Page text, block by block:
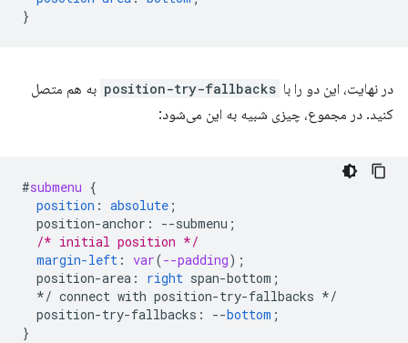
}
در نهایت، این دو را با position-try-fallbacks به هم متصل
کنید. در مجموع، چیزی شبیه به این می‌شود:
#submenu {
position : absolute ;
position-anchor : --submenu ;
/* initial position */
margin-left : var(--padding);
position-area : right span-bottom ;
*/ connect with position-try-fallbacks */
position-try-fallbacks : --bottom ;
}